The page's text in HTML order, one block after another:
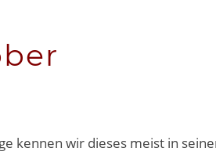
kennen wir dieses meist in